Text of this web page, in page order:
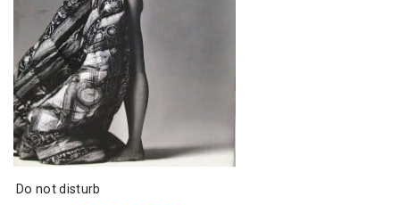
Do not disturb